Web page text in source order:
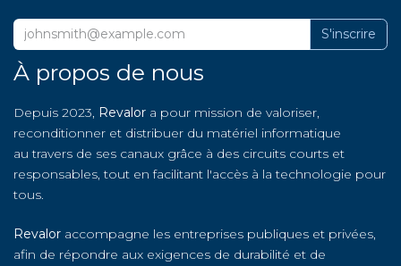
S'inscrire
À propos de nous
Depuis 2023, Revalor a pour mission de valoriser,
reconditionner et distribuer du matériel informatique
au travers de ses canaux grâce à des circuits courts et
responsables, tout en facilitant l'accès à la technologie pour
tous.
Revalor accompagne les entreprises publiques et privées,
afin de répondre aux exigences de durabilité et de